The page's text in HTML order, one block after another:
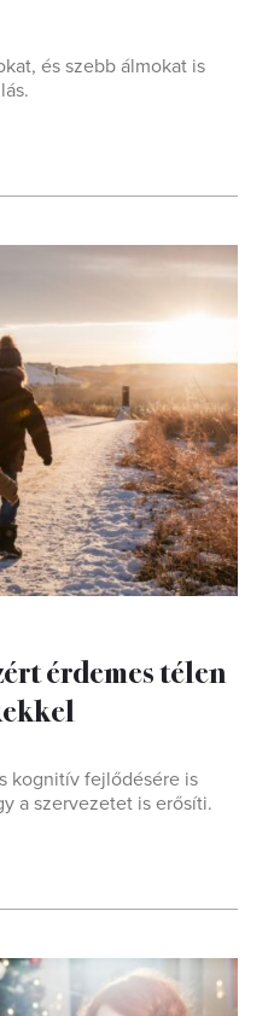
és szebb álmokat is
érdemes télen
kognitív fejlődésére is
a szervezetet is erősíti.